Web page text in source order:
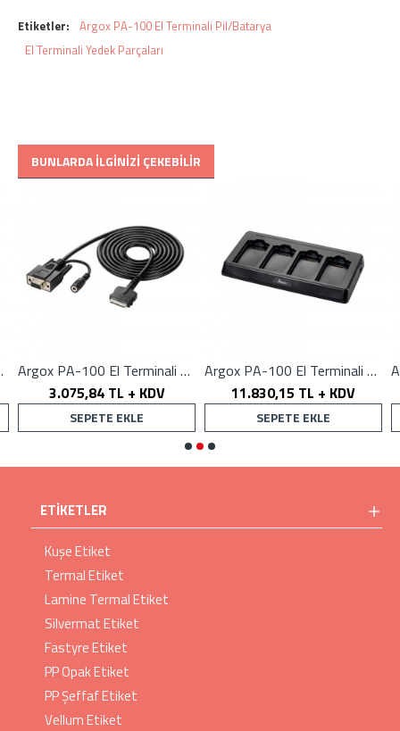
olarak 4 saha personeli ve 2 operasyon yöneticisi ile siz değerli
müşterilerimize hizmet vermekteyiz.
Etiketler: Argox PA-100 El Terminali Pil/Batarya
El Terminali Yedek Parçaları
BUNLARDA İLGINIZI ÇEKEBILIR
Kablo
Argox PA-100 El Terminali RS232 Kablo
3.075,84 TL + KDV
SEPETE EKLE
Argox PA-100 El Terminali Dörtlü Pil Şarj Ünitesi
11.830,15 TL + KDV
SEPETE EKLE
ETIKETLER
Kuşe Etiket
Termal Etiket
Lamine Termal Etiket
Silvermat Etiket
Fastyre Etiket
PP Opak Etiket
PP Şeffaf Etiket
Vellum Etiket